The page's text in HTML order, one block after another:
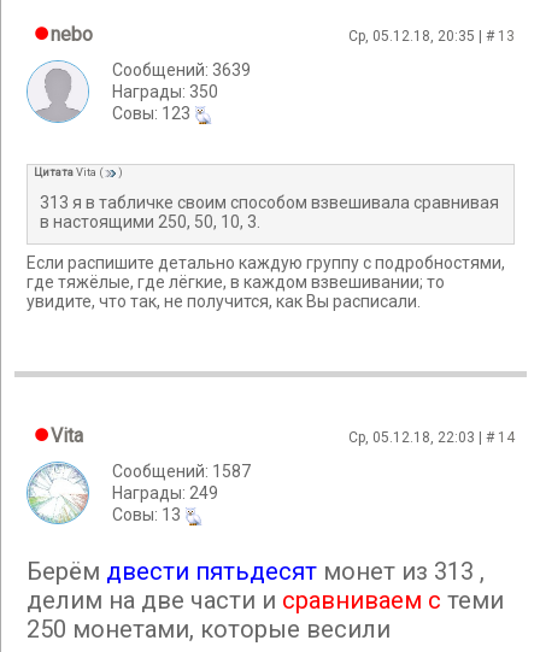
nebo Ср, 05.12.18, 20:35 | # 13
Сообщений: 3639
Награды: 350
Cовы: 123
ЦитатаVita ( )
313 я в табличке своим способом взвешивала сравнивая
в настоящими 250, 50, 10, 3.
Если распишите детально каждую группу с подробностями,
где тяжёлые, где лёгкие, в каждом взвешивании; то
увидите, что так, не получится, как Вы расписали.
Vita Ср, 05.12.18, 22:03 | # 14
Сообщений: 1587
Награды: 249
Cовы: 13
Берём двести пятьдесят монет из 313 ,
делим на две части и сравниваем с теми
250 монетами, которые весили